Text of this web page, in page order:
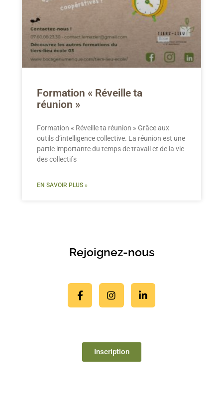
Formation « Réveille ta
réunion »
Formation « Réveille ta réunion » Grâce aux
outils d’intelligence collective. La réunion est une
partie importante du temps de travail et de la vie
des collectifs
EN SAVOIR PLUS »
Rejoignez-nous
Inscription